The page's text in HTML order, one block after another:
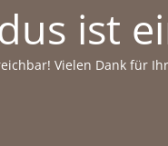
ist
Vielen Dank für